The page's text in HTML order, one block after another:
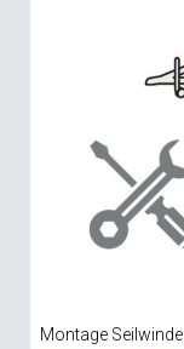
Montage Seilwinde